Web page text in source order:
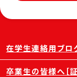
在学生連絡用ブロ
卒業生の皆様へ［